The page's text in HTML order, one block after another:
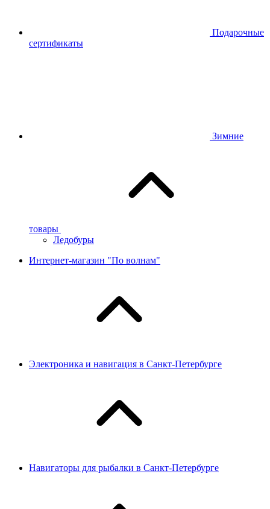
Подарочные
сертификаты
Зимние
товары
Ледобуры
Интернет-магазин "По волнам"
Электроника и навигация в Санкт-Петербурге
Навигаторы для рыбалки в Санкт-Петербурге